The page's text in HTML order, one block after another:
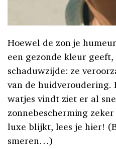
Hoewel de zon je
een gezonde kleur
schaduwzijde: ze
van de huidveroudering.
watjes vindt ziet er al
zonnebescherming
luxe blijkt, lees je hier!
smeren…)